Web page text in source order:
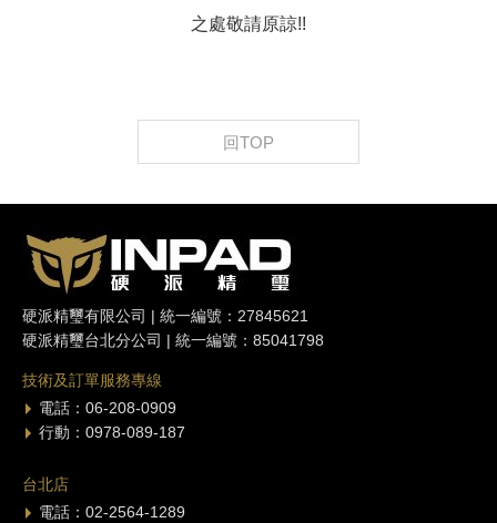
之處敬請原諒!!
回TOP
硬派精璽有限公司 | 統一編號：27845621
硬派精璽台北分公司 | 統一編號：85041798
技術及訂單服務專線
電話：06-208-0909
行動：0978-089-187
台北店
電話：02-2564-1289